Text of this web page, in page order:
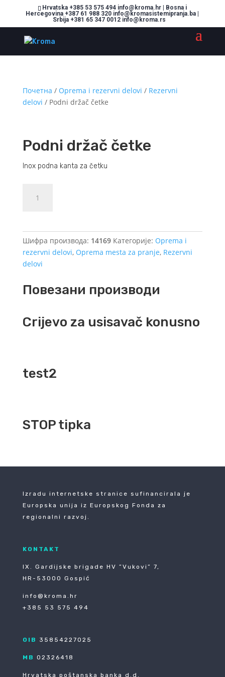
Hrvatska +385 53 575 494 info@kroma.hr | Bosna i
Hercegovina +387 61 988 320 info@kromasistemipranja.ba |
Srbija +381 65 347 0012 info@kroma.rs
Почетна / Oprema i rezervni delovi / Rezervni
delovi / Podni držač četke
Podni držač četke
Inox podna kanta za četku
držač
Шифра производа: 14169 Категорије: Oprema i
rezervni delovi, Oprema mesta za pranje, Rezervni
delovi
Повезани производи
Crijevo za usisavač konusno
test2
STOP tipka
Izradu internetske stranice sufinancirala je
Europska unija iz Europskog Fonda za
regionalni razvoj.
KONTAKT
IX. Gardijske brigade HV ”Vukovi” 7,
HR-53000 Gospić
info@kroma.hr
+385 53 575 494
OIB 35854227025
MB 02326418
Hrvatska poštanska banka d.d.